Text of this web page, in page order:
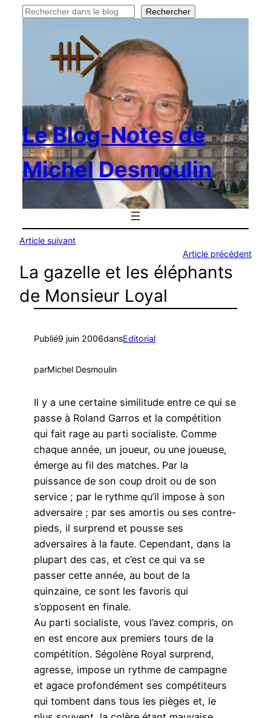
Rechercher Rechercher
Le Blog-Notes de
Michel Desmoulin
Article suivant
Article précédent
La gazelle et les éléphants
de Monsieur Loyal
Publié9 juin 2006dansEditorial
parMichel Desmoulin
Il y a une certaine similitude entre ce qui se
passe à Roland Garros et la compétition
qui fait rage au parti socialiste. Comme
chaque année, un joueur, ou une joueuse,
émerge au fil des matches. Par la
puissance de son coup droit ou de son
service ; par le rythme qu’il impose à son
adversaire ; par ses amortis ou ses contre-
pieds, il surprend et pousse ses
adversaires à la faute. Cependant, dans la
plupart des cas, et c’est ce qui va se
passer cette année, au bout de la
quinzaine, ce sont les favoris qui
s’opposent en finale.
Au parti socialiste, vous l’avez compris, on
en est encore aux premiers tours de la
compétition. Ségolène Royal surprend,
agresse, impose un rythme de campagne
et agace profondément ses compétiteurs
qui tombent dans tous les pièges et, le